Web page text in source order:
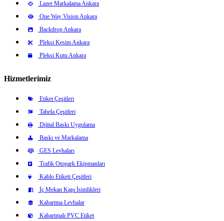
Lazer Markalama Ankara
One Way Vision Ankara
Backdrop Ankara
Pleksi Kesim Ankara
Pleksi Kutu Ankara
Hizmetlerimiz
Etiket Çeşitleri
Tabela Çeşitleri
Dijital Baskı Uygulama
Baskı ve Markalama
GES Levhaları
Trafik Otopark Ekipmanları
Kablo Etiketi Çeşitleri
İç Mekan Kapı İsimlikleri
Kabartma Levhalar
Kabartmalı PVC Etiket